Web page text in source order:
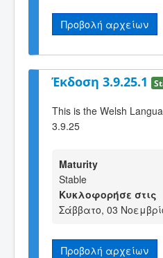
Προβολή αρχείων
Έκδοση 3.9.25.1
This is the Welsh
3.9.25
Maturity
Stable
Κυκλοφορήσε στις
Σάββατο, 03
Προβολή αρχείων